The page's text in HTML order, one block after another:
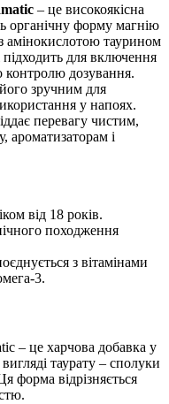
– це високоякісна
органічну форму магнію
амінокислотою таурином
підходить для включення
контролю дозування.
зручним для
у напоях.
перевагу чистим,
ароматизаторам і
від 18 років.
походження
з вітамінами
3.
– це харчова добавка у
таурату – сполуки
форма відрізняється